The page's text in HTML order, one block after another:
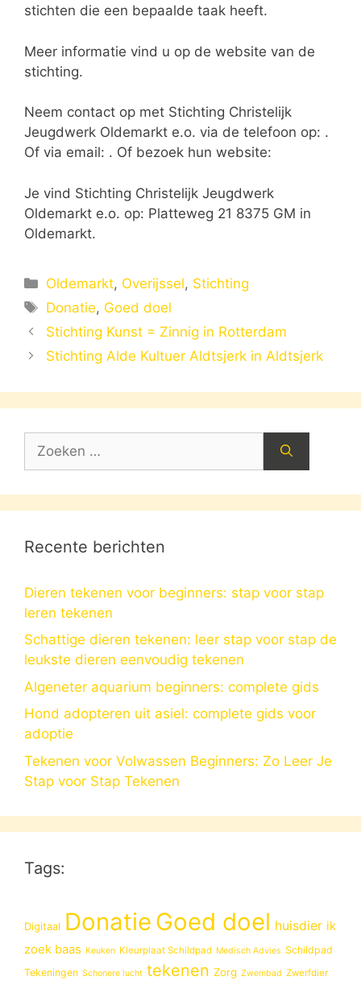
stichten die een bepaalde taak heeft.
Meer informatie vind u op de website van de
stichting.
Neem contact op met Stichting Christelijk
Jeugdwerk Oldemarkt e.o. via de telefoon op: .
Of via email: . Of bezoek hun website:
Je vind Stichting Christelijk Jeugdwerk
Oldemarkt e.o. op: Platteweg 21 8375 GM in
Oldemarkt.
Categorieën
Oldemarkt, Overijssel, Stichting
Tags
Donatie, Goed doel
Stichting Kunst = Zinnig in Rotterdam
Stichting Alde Kultuer Aldtsjerk in Aldtsjerk
naar:
Recente berichten
Dieren tekenen voor beginners: stap voor stap
leren tekenen
Schattige dieren tekenen: leer stap voor stap de
leukste dieren eenvoudig tekenen
Algeneter aquarium beginners: complete gids
Hond adopteren uit asiel: complete gids voor
adoptie
Tekenen voor Volwassen Beginners: Zo Leer Je
Stap voor Stap Tekenen
Tags:
Digitaal Donatie Goed doel huisdier ik
zoek baas Keuken Kleurplaat Schildpad Medisch Advies Schildpad
Tekeningen Schonere lucht tekenen Zorg Zwembad Zwerfdier